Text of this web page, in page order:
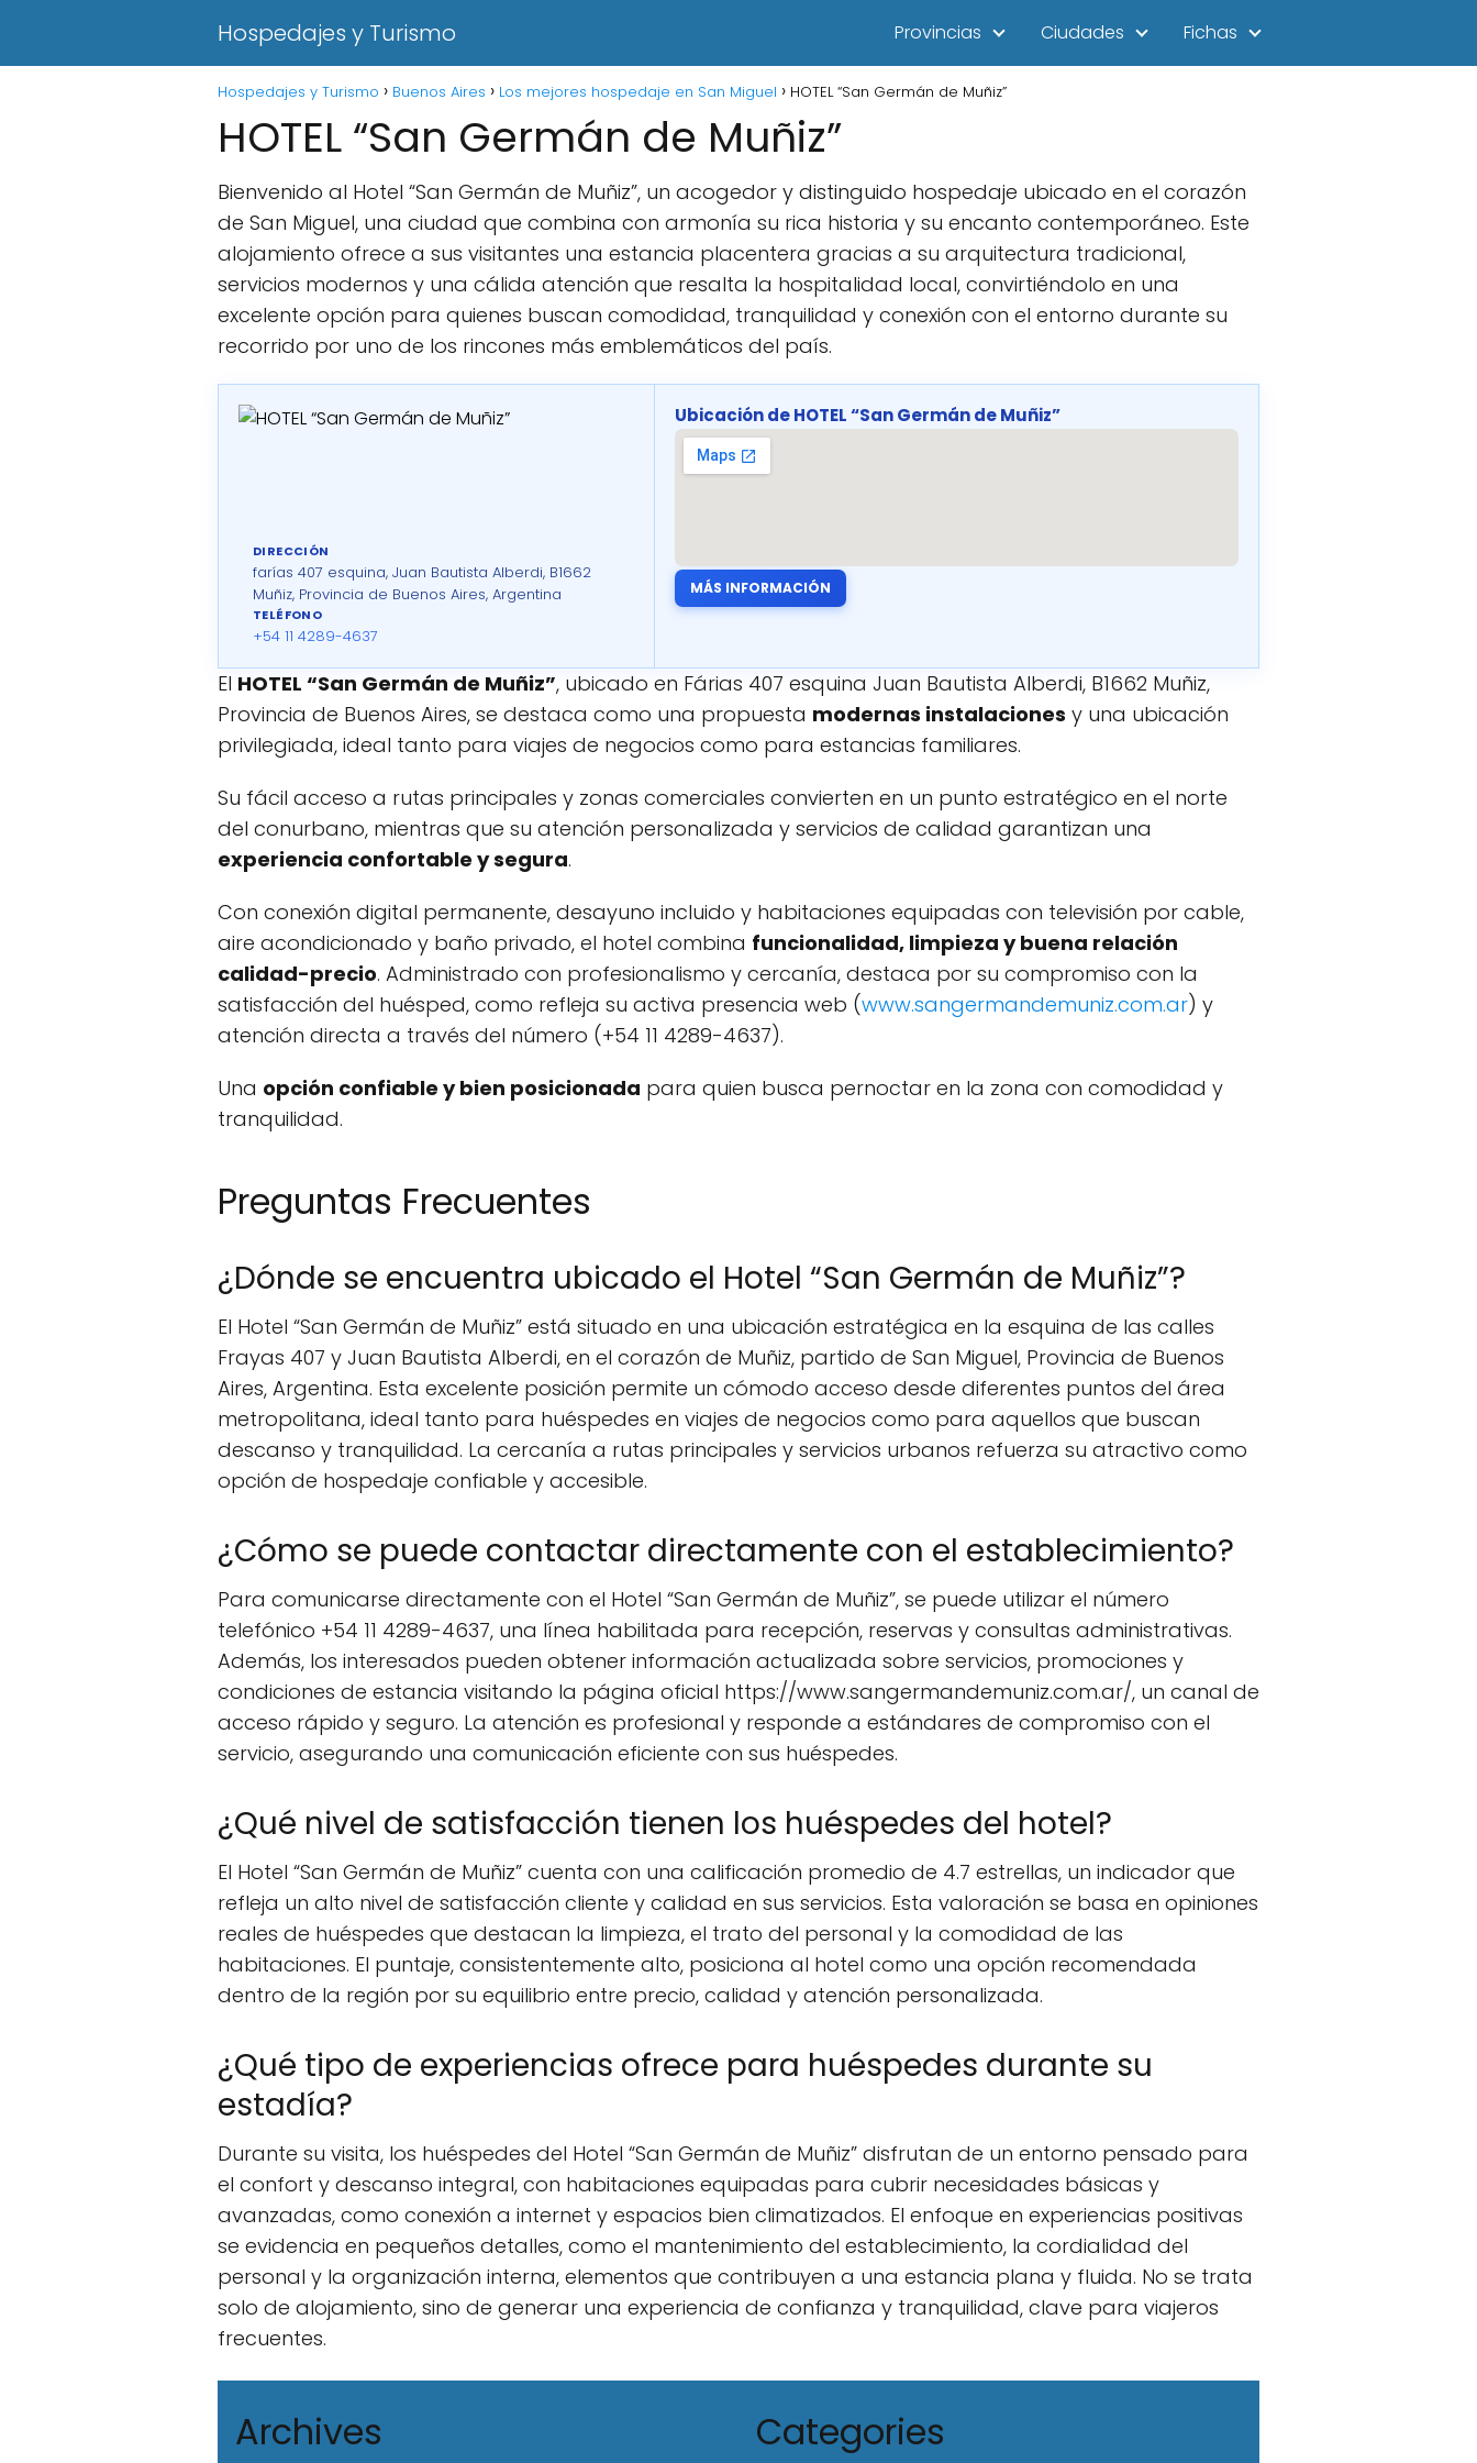
Hospedajes y Turismo Provincias Ciudades Fichas
Hospedajes y Turismo Buenos Aires Los mejores hospedaje en San Miguel HOTEL “San Germán de Muñiz”
HOTEL “San Germán de Muñiz”
Bienvenido al Hotel “San Germán de Muñiz”, un acogedor y distinguido hospedaje ubicado en el corazón
de San Miguel, una ciudad que combina con armonía su rica historia y su encanto contemporáneo. Este
alojamiento ofrece a sus visitantes una estancia placentera gracias a su arquitectura tradicional,
servicios modernos y una cálida atención que resalta la hospitalidad local, convirtiéndolo en una
excelente opción para quienes buscan comodidad, tranquilidad y conexión con el entorno durante su
recorrido por uno de los rincones más emblemáticos del país.
DIRECCIÓN
farías 407 esquina, Juan Bautista Alberdi, B1662
Muñiz, Provincia de Buenos Aires, Argentina
TELÉFONO
+54 11 4289-4637
Ubicación de HOTEL “San Germán de Muñiz”
MÁS INFORMACIÓN
El HOTEL “San Germán de Muñiz”, ubicado en Fárias 407 esquina Juan Bautista Alberdi, B1662 Muñiz,
Provincia de Buenos Aires, se destaca como una propuesta modernas instalaciones y una ubicación
privilegiada, ideal tanto para viajes de negocios como para estancias familiares.
Su fácil acceso a rutas principales y zonas comerciales convierten en un punto estratégico en el norte
del conurbano, mientras que su atención personalizada y servicios de calidad garantizan una
experiencia confortable y segura.
Con conexión digital permanente, desayuno incluido y habitaciones equipadas con televisión por cable,
aire acondicionado y baño privado, el hotel combina funcionalidad, limpieza y buena relación
calidad-precio. Administrado con profesionalismo y cercanía, destaca por su compromiso con la
satisfacción del huésped, como refleja su activa presencia web (www.sangermandemuniz.com.ar) y
atención directa a través del número (+54 11 4289-4637).
Una opción confiable y bien posicionada para quien busca pernoctar en la zona con comodidad y
tranquilidad.
Preguntas Frecuentes
¿Dónde se encuentra ubicado el Hotel “San Germán de Muñiz”?
El Hotel “San Germán de Muñiz” está situado en una ubicación estratégica en la esquina de las calles
Frayas 407 y Juan Bautista Alberdi, en el corazón de Muñiz, partido de San Miguel, Provincia de Buenos
Aires, Argentina. Esta excelente posición permite un cómodo acceso desde diferentes puntos del área
metropolitana, ideal tanto para huéspedes en viajes de negocios como para aquellos que buscan
descanso y tranquilidad. La cercanía a rutas principales y servicios urbanos refuerza su atractivo como
opción de hospedaje confiable y accesible.
¿Cómo se puede contactar directamente con el establecimiento?
Para comunicarse directamente con el Hotel “San Germán de Muñiz”, se puede utilizar el número
telefónico +54 11 4289-4637, una línea habilitada para recepción, reservas y consultas administrativas.
Además, los interesados pueden obtener información actualizada sobre servicios, promociones y
condiciones de estancia visitando la página oficial https://www.sangermandemuniz.com.ar/, un canal de
acceso rápido y seguro. La atención es profesional y responde a estándares de compromiso con el
servicio, asegurando una comunicación eficiente con sus huéspedes.
¿Qué nivel de satisfacción tienen los huéspedes del hotel?
El Hotel “San Germán de Muñiz” cuenta con una calificación promedio de 4.7 estrellas, un indicador que
refleja un alto nivel de satisfacción cliente y calidad en sus servicios. Esta valoración se basa en opiniones
reales de huéspedes que destacan la limpieza, el trato del personal y la comodidad de las
habitaciones. El puntaje, consistentemente alto, posiciona al hotel como una opción recomendada
dentro de la región por su equilibrio entre precio, calidad y atención personalizada.
¿Qué tipo de experiencias ofrece para huéspedes durante su
estadía?
Durante su visita, los huéspedes del Hotel “San Germán de Muñiz” disfrutan de un entorno pensado para
el confort y descanso integral, con habitaciones equipadas para cubrir necesidades básicas y
avanzadas, como conexión a internet y espacios bien climatizados. El enfoque en experiencias positivas
se evidencia en pequeños detalles, como el mantenimiento del establecimiento, la cordialidad del
personal y la organización interna, elementos que contribuyen a una estancia plana y fluida. No se trata
solo de alojamiento, sino de generar una experiencia de confianza y tranquilidad, clave para viajeros
frecuentes.
Archives Categories